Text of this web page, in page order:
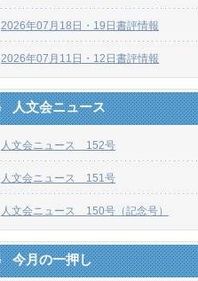
2026年07月18日・19日書評情報
2026年07月11日・12日書評情報
人文会ニュース
人文会ニュース 152号
人文会ニュース 151号
人文会ニュース 150号（記念号）
今月の一押し